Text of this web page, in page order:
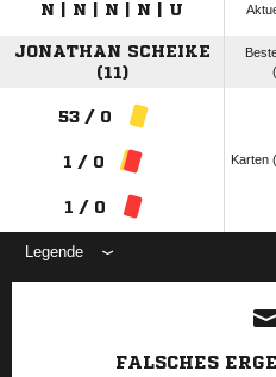
N | N | N | N | U
JONATHAN SCHEIKE
(11)
53 / 0
1 / 0
1 / 0
Karten
Legende
FALSCHES